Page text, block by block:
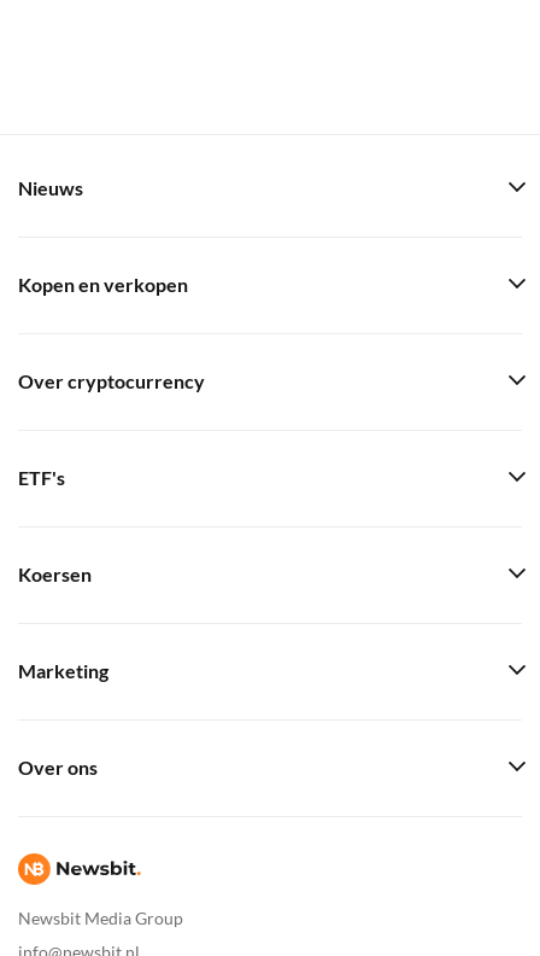
Newsbit Media Group
info@newsbit.nl
Nieuws
Kopen en verkopen
Over cryptocurrency
ETF's
Koersen
Marketing
Over ons